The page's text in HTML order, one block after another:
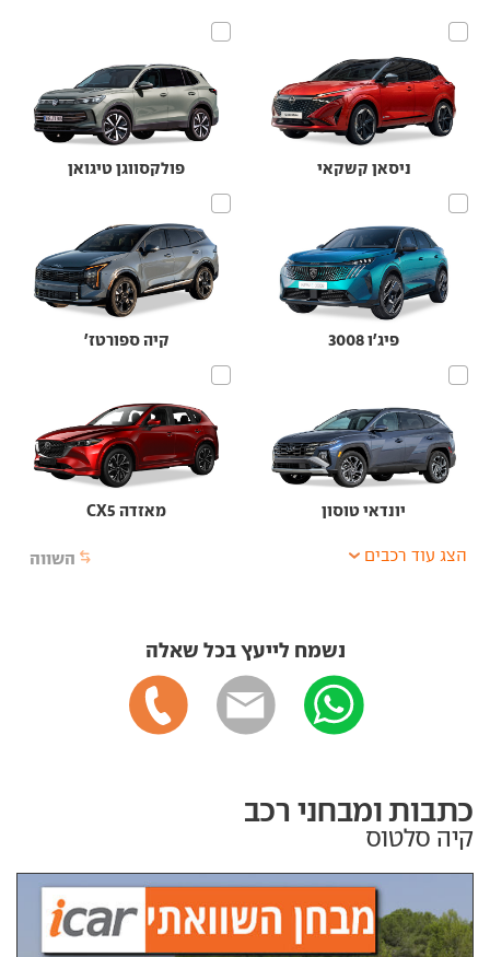
ניסאן קשקאי פולקסווגן טיגואן
פיג'ו 3008 קיה ספורטז'
יונדאי טוסון מאזדה CX5
השווה הצג עוד רכבים
נשמח לייעץ בכל שאלה
כתבות ומבחני רכב
קיה סלטוס